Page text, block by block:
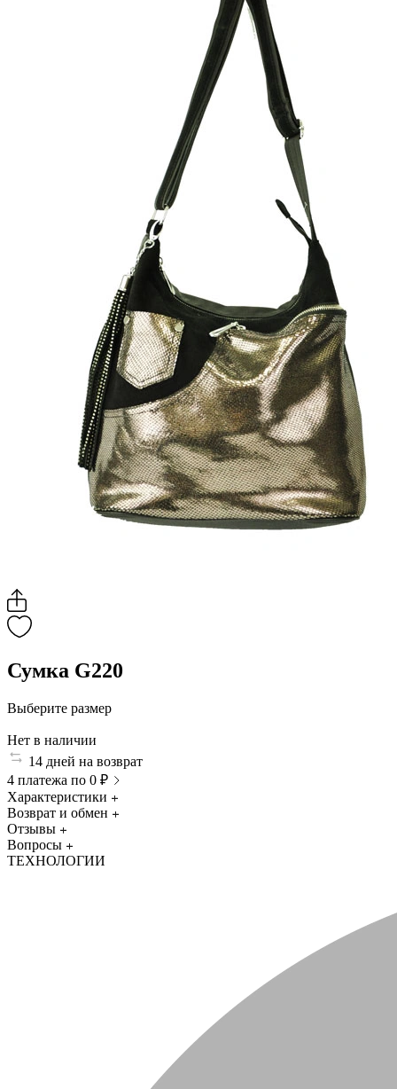
Сумка G220
Выберите размер
Нет в наличии
14 дней на возврат
4 платежа по 0 ₽
Характеристики
Возврат и обмен
Отзывы
Вопросы
ТЕХНОЛОГИИ